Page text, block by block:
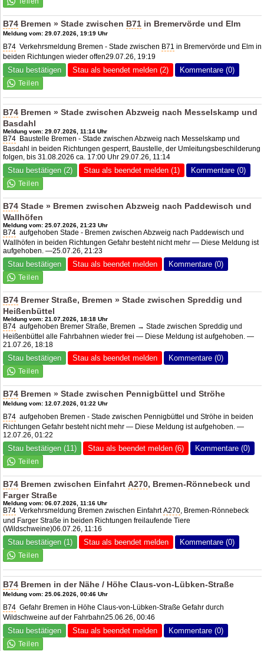
B74 Bremen » Stade zwischen B71 in Bremervörde und Elm
Meldung vom: 29.07.2026, 19:19 Uhr
B74 Verkehrsmeldung Bremen - Stade zwischen B71 in Bremervörde und Elm in
beiden Richtungen wieder offen29.07.26, 19:19
Stau bestätigen Stau als beendet melden (2) Kommentare (0)
B74 Bremen » Stade zwischen Abzweig nach Messelskamp und
Basdahl
Meldung vom: 29.07.2026, 11:14 Uhr
B74 Baustelle Bremen - Stade zwischen Abzweig nach Messelskamp und
Basdahl in beiden Richtungen gesperrt, Baustelle, der Umleitungsbeschilderung
folgen, bis 31.08.2026 ca. 17:00 Uhr 29.07.26, 11:14
Stau bestätigen (2) Stau als beendet melden (1) Kommentare (0)
B74 Stade » Bremen zwischen Abzweig nach Paddewisch und
Wallhöfen
Meldung vom: 25.07.2026, 21:23 Uhr
B74 aufgehoben Stade - Bremen zwischen Abzweig nach Paddewisch und
Wallhöfen in beiden Richtungen Gefahr besteht nicht mehr — Diese Meldung ist
aufgehoben. —25.07.26, 21:23
Stau bestätigen Stau als beendet melden Kommentare (0)
B74 Bremer Straße, Bremen » Stade zwischen Spreddig und
Heißenbüttel
Meldung vom: 21.07.2026, 18:18 Uhr
B74 aufgehoben Bremer Straße, Bremen → Stade zwischen Spreddig und
Heißenbüttel alle Fahrbahnen wieder frei — Diese Meldung ist aufgehoben. —
21.07.26, 18:18
Stau bestätigen Stau als beendet melden Kommentare (0)
B74 Bremen » Stade zwischen Pennigbüttel und Ströhe
Meldung vom: 12.07.2026, 01:22 Uhr
B74 aufgehoben Bremen - Stade zwischen Pennigbüttel und Ströhe in beiden
Richtungen Gefahr besteht nicht mehr — Diese Meldung ist aufgehoben. —
12.07.26, 01:22
Stau bestätigen (11) Stau als beendet melden (6) Kommentare (0)
B74 Bremen zwischen EinfahrtA270, Bremen-Rönnebeck und
Farger Straße
Meldung vom: 06.07.2026, 11:16 Uhr
B74 Verkehrsmeldung Bremen zwischen EinfahrtA270, Bremen-Rönnebeck
und Farger Straße in beiden Richtungen freilaufende Tiere
(Wildschweine)06.07.26, 11:16
Stau bestätigen (1) Stau als beendet melden Kommentare (0)
B74 Bremen in der Nähe / Höhe Claus-von-Lübken-Straße
Meldung vom: 25.06.2026, 00:46 Uhr
B74 Gefahr Bremen in Höhe Claus-von-Lübken-Straße Gefahr durch
Wildschweine auf der Fahrbahn25.06.26, 00:46
Stau bestätigen Stau als beendet melden Kommentare (0)